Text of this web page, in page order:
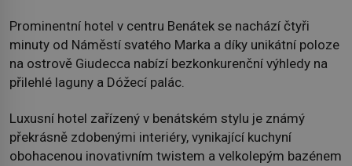
Prominentní hotel v centru Benátek se nachází čtyři
minuty od Náměstí svatého Marka a díky unikátní poloze
na ostrově Giudecca nabízí bezkonkurenční výhledy na
přilehlé laguny a Dóžecí palác.
Luxusní hotel zařízený v benátském stylu je známý
překrásně zdobenými interiéry, vynikající kuchyní
obohacenou inovativním twistem a velkolepým bazénem